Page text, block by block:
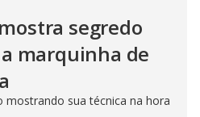
segredo
marquinha de
sua técnica na hora